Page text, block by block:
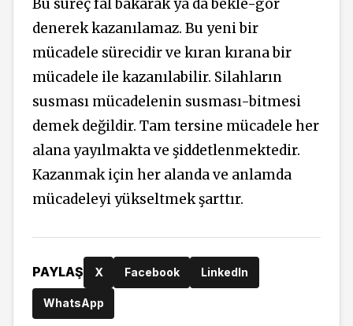
Bu süreç fal bakarak ya da bekle-gör
denerek kazanılamaz. Bu yeni bir
mücadele sürecidir ve kıran kırana bir
mücadele ile kazanılabilir. Silahların
susması mücadelenin susması-bitmesi
demek değildir. Tam tersine mücadele her
alana yayılmakta ve şiddetlenmektedir.
Kazanmak için her alanda ve anlamda
mücadeleyi yükseltmek şarttır.
PAYLAŞ X Facebook LinkedIn
WhatsApp